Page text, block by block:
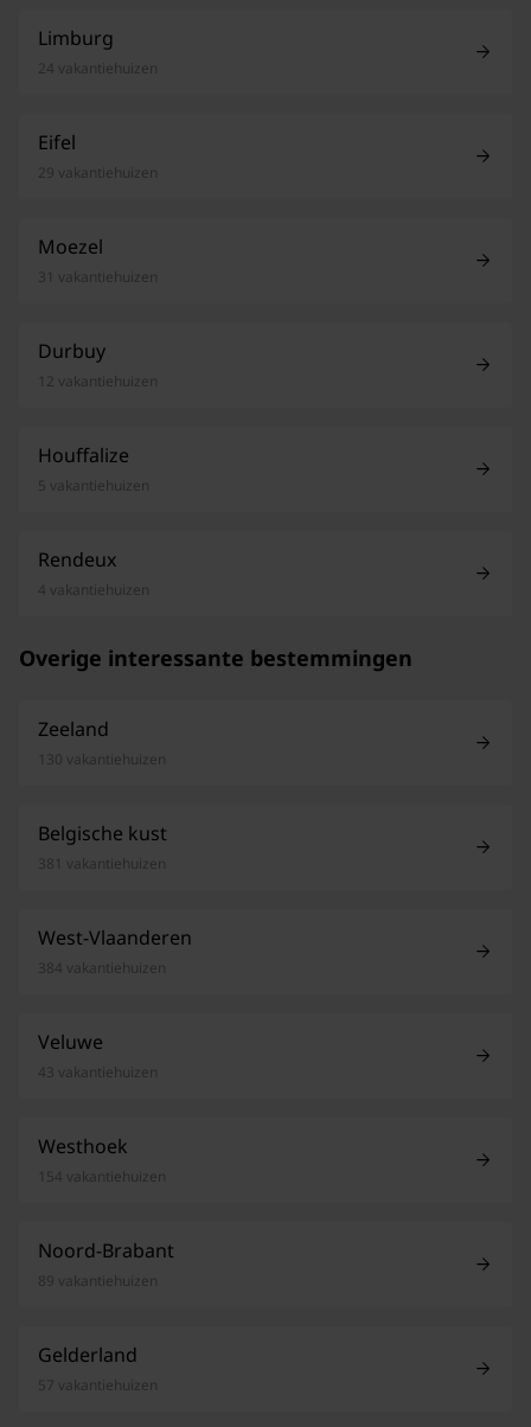
Limburg
24 vakantiehuizen
Eifel
29 vakantiehuizen
Moezel
31 vakantiehuizen
Durbuy
12 vakantiehuizen
Houffalize
5 vakantiehuizen
Rendeux
4 vakantiehuizen
Overige interessante bestemmingen
Zeeland
130 vakantiehuizen
Belgische kust
381 vakantiehuizen
West-Vlaanderen
384 vakantiehuizen
Veluwe
43 vakantiehuizen
Westhoek
154 vakantiehuizen
Noord-Brabant
89 vakantiehuizen
Gelderland
57 vakantiehuizen